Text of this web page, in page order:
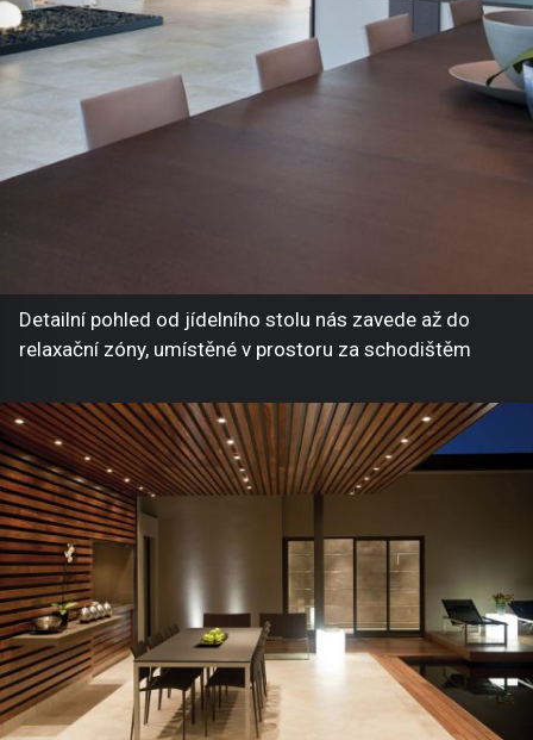
Detailní pohled od jídelního stolu nás zavede až do
relaxační zóny, umístěné v prostoru za schodištěm